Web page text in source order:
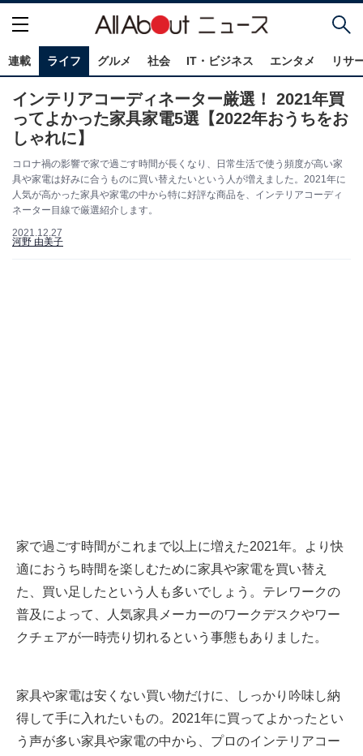
連載 ライフ グルメ 社会 IT・ビジネス エンタメ リサ
インテリアコーディネーター厳選！ 2021年買
ってよかった家具家電5選【2022年おうちをお
しゃれに】
コロナ禍の影響で家で過ごす時間が長くなり、日常生活で使う頻度が高い家
具や家電は好みに合うものに買い替えたいという人が増えました。2021年に
人気が高かった家具や家電の中から特に好評な商品を、インテリアコーディ
ネーター目線で厳選紹介します。
2021.12.27
河野 由美子
家で過ごす時間がこれまで以上に増えた2021年。より快
適におうち時間を楽しむために家具や家電を買い替え
た、買い足したという人も多いでしょう。テレワークの
普及によって、人気家具メーカーのワークデスクやワー
クチェアが一時売り切れるという事態もありました。
家具や家電は安くない買い物だけに、しっかり吟味し納
得して手に入れたいもの。2021年に買ってよかったとい
う声が多い家具や家電の中から、プロのインテリアコー